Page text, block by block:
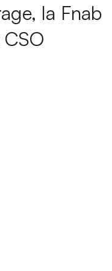
la Fnab